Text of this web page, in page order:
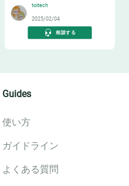
toitech
2025/02/04
相談する
Guides
使い方
ガイドライン
よくある質問